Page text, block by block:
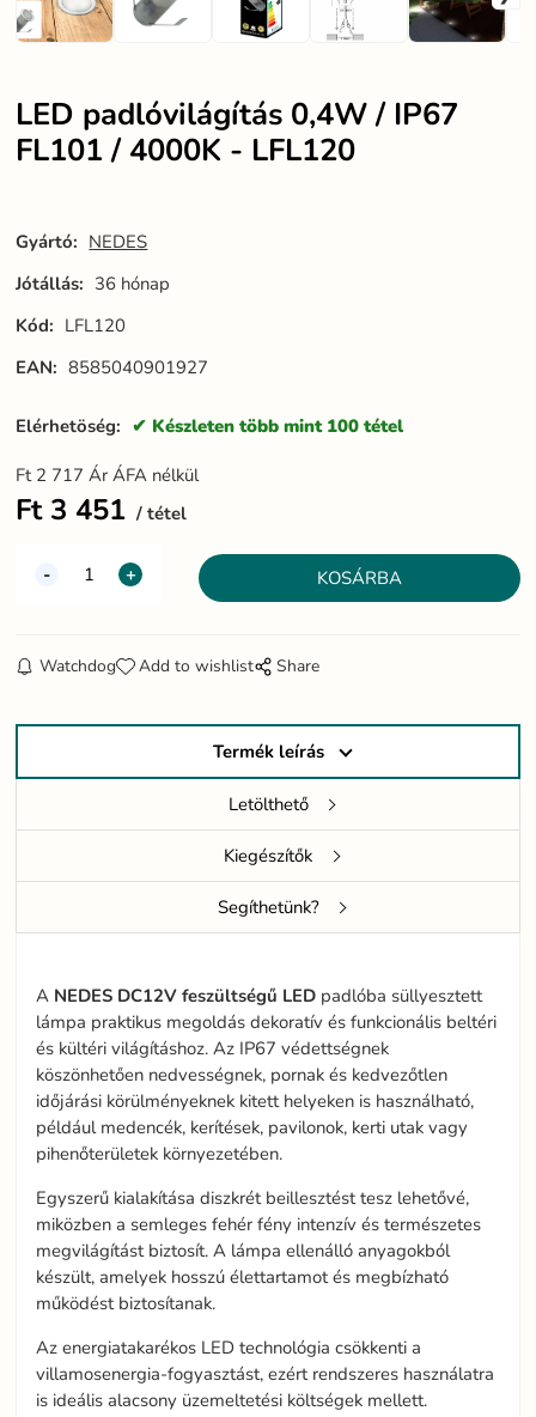
LED padlóvilágítás 0,4W / IP67
FL101 / 4000K - LFL120
Gyártó: NEDES
Jótállás: 36 hónap
Kód: LFL120
EAN: 8585040901927
Elérhetöség: Készleten több mint 100 tétel
Ft 2 717 Ár ÁFA nélkül
Ft 3 451 tétel
Watchdog Add to wishlist Share
Termék leírás
Letölthető
Kiegészítők
Segíthetünk?
A NEDES DC12V feszültségű LED padlóba süllyesztett
lámpa praktikus megoldás dekoratív és funkcionális beltéri
és kültéri világításhoz. Az IP67 védettségnek
köszönhetően nedvességnek, pornak és kedvezőtlen
időjárási körülményeknek kitett helyeken is használható,
például medencék, kerítések, pavilonok, kerti utak vagy
pihenőterületek környezetében.
Egyszerű kialakítása diszkrét beillesztést tesz lehetővé,
miközben a semleges fehér fény intenzív és természetes
megvilágítást biztosít. A lámpa ellenálló anyagokból
készült, amelyek hosszú élettartamot és megbízható
működést biztosítanak.
Az energiatakarékos LED technológia csökkenti a
villamosenergia-fogyasztást, ezért rendszeres használatra
is ideális alacsony üzemeltetési költségek mellett.